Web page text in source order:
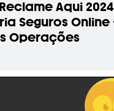
Aqui
Seguros Online
Operações